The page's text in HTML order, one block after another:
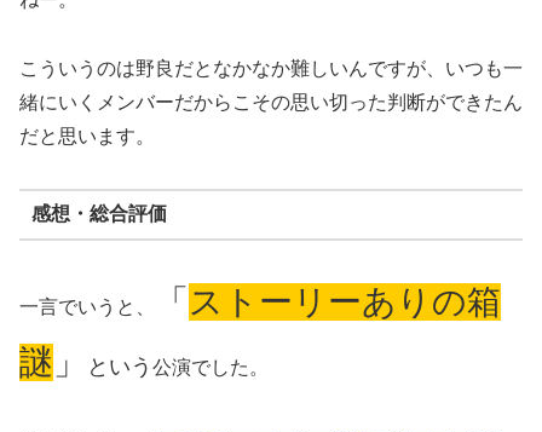
こういうのは野良だとなかなか難しいんですが、いつも一
緒にいくメンバーだからこその思い切った判断ができたん
だと思います。
感想・総合評価
一言でいうと、 「 ストーリーありの箱
謎 」 という 公演でした。